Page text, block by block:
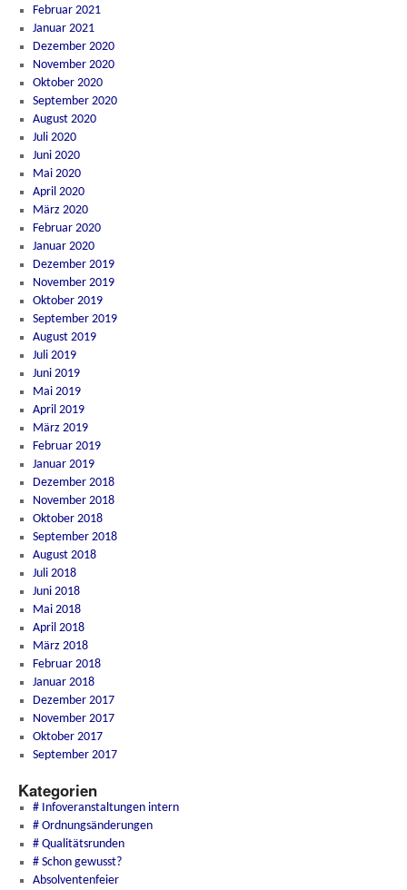
Februar 2021
Januar 2021
Dezember 2020
November 2020
Oktober 2020
September 2020
August 2020
Juli 2020
Juni 2020
Mai 2020
April 2020
März 2020
Februar 2020
Januar 2020
Dezember 2019
November 2019
Oktober 2019
September 2019
August 2019
Juli 2019
Juni 2019
Mai 2019
April 2019
März 2019
Februar 2019
Januar 2019
Dezember 2018
November 2018
Oktober 2018
September 2018
August 2018
Juli 2018
Juni 2018
Mai 2018
April 2018
März 2018
Februar 2018
Januar 2018
Dezember 2017
November 2017
Oktober 2017
September 2017
Kategorien
# Infoveranstaltungen intern
# Ordnungsänderungen
# Qualitätsrunden
# Schon gewusst?
Absolventenfeier